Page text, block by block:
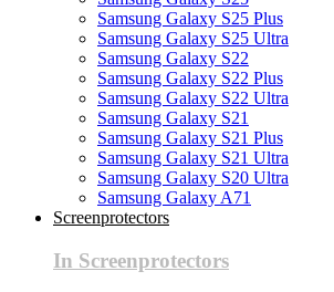
Samsung Galaxy S25 Plus
Samsung Galaxy S25 Ultra
Samsung Galaxy S22
Samsung Galaxy S22 Plus
Samsung Galaxy S22 Ultra
Samsung Galaxy S21
Samsung Galaxy S21 Plus
Samsung Galaxy S21 Ultra
Samsung Galaxy S20 Ultra
Samsung Galaxy A71
Screenprotectors
In Screenprotectors